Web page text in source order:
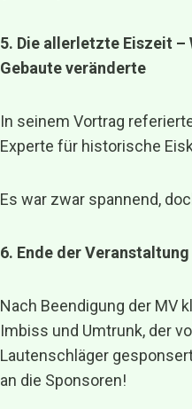
5. Die allerletzte Eiszeit –
Gebaute veränderte
In seinem Vortrag
Experte für historische
Es war zwar spannend,
6. Ende der
Nach Beendigung der MV
Imbiss und Umtrunk, der
Lautenschläger
an die Sponsoren!